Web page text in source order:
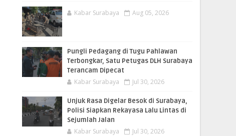
Kabar Surabaya Aug 05, 2026
Pungli Pedagang di Tugu Pahlawan
Terbongkar, Satu Petugas DLH Surabaya
Terancam Dipecat
Kabar Surabaya Jul 30, 2026
Unjuk Rasa Digelar Besok di Surabaya,
Polisi Siapkan Rekayasa Lalu Lintas di
Sejumlah Jalan
Kabar Surabaya Jul 30, 2026